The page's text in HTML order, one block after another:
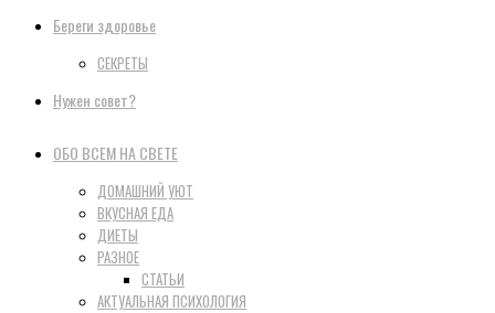
Береги здоровье
СЕКРЕТЫ
Нужен совет?
ОБО ВСЕМ НА СВЕТЕ
ДОМАШНИЙ УЮТ
ВКУСНАЯ ЕДА
ДИЕТЫ
РАЗНОЕ
СТАТЬИ
АКТУАЛЬНАЯ ПСИХОЛОГИЯ